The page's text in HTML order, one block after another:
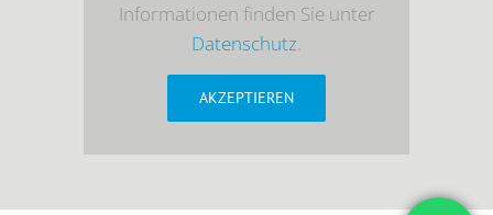
Informationen finden Sie unter
Datenschutz.
AKZEPTIEREN